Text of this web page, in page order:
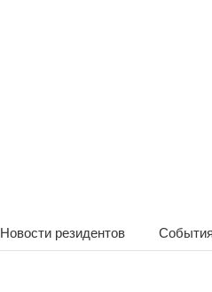
Новости резидентов